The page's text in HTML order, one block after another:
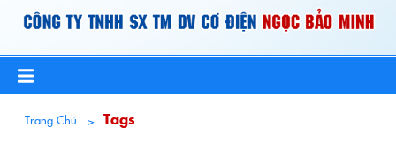
Trang Chủ Tags